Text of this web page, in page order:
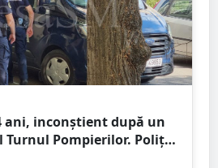
ani, inconștient după un
Turnul Pompierilor. Poliția